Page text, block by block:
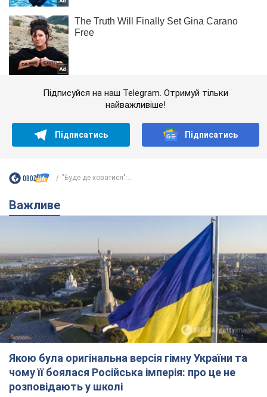
Підписуйся на наш Telegram. Отримуй тільки
найважливіше!
Підписатись Підписатись
"Буде де ховатися":...
Важливе
Якою була оригінальна версія гімну України та
чому її боялася Російська імперія: про це не
розповідають у школі